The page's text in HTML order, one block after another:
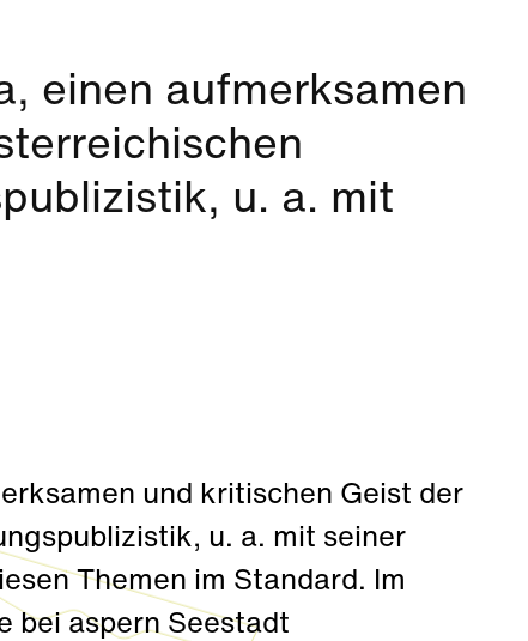
einen aufmerksamen
u. a. mit
und kritischen Geist der
u. a. mit seiner
Themen im Standard. Im
bei aspern Seestadt